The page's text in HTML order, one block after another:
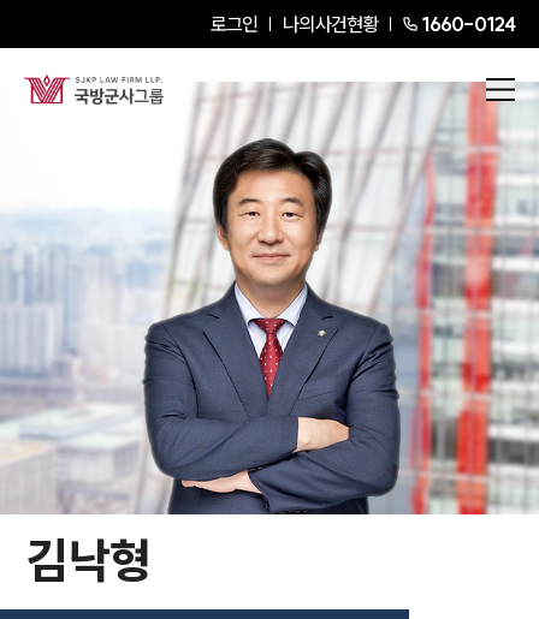
로그인 나의사건현황 1660-0124
김낙형Senior Partner Attorney
김낙형